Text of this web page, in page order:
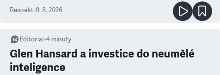
Respekt•9. 8. 2026
Editorial •4 minuty
Glen Hansard a investice do neumělé
inteligence